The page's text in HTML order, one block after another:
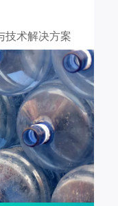
技术解决方案
与循环新生
致力于可持续绿色
为不同来源和行业提
娃哈哈集团开展合
为国内桶装水市场
役的消费后废弃PC
务方案，不仅回收
高性能的PCR PC®
新领域，实现产品应